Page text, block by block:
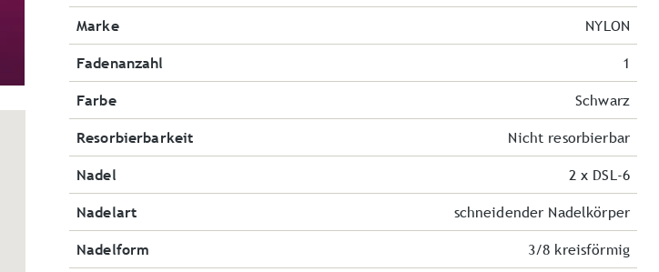
Marke NYLON
Fadenanzahl 1
Farbe Schwarz
Resorbierbarkeit Nicht resorbierbar
Nadel 2 x DSL-6
Nadelart schneidender Nadelkörper
Nadelform 3/8 kreisförmig